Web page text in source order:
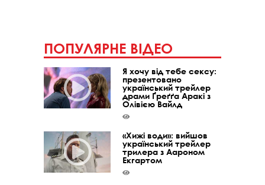
ПОПУЛЯРНЕ ВІДЕО
Я хочу від тебе сексу:
презентовано
український трейлер
драми Ґреґґа Аракі з
Олівією Вайлд
«Хижі води»: вийшов
український трейлер
трилера з Аароном
Екгартом